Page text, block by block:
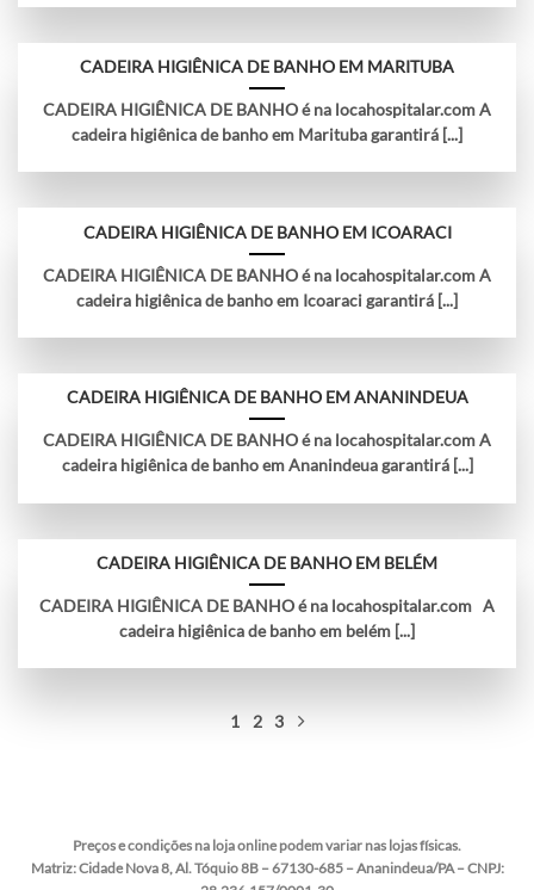
CADEIRA HIGIÊNICA DE BANHO EM MARITUBA
CADEIRA HIGIÊNICA DE BANHO é na locahospitalar.com A
cadeira higiênica de banho em Marituba garantirá [...]
CADEIRA HIGIÊNICA DE BANHO EM ICOARACI
CADEIRA HIGIÊNICA DE BANHO é na locahospitalar.com A
cadeira higiênica de banho em Icoaraci garantirá [...]
CADEIRA HIGIÊNICA DE BANHO EM ANANINDEUA
CADEIRA HIGIÊNICA DE BANHO é na locahospitalar.com A
cadeira higiênica de banho em Ananindeua garantirá [...]
CADEIRA HIGIÊNICA DE BANHO EM BELÉM
CADEIRA HIGIÊNICA DE BANHO é na locahospitalar.com A
cadeira higiênica de banho em belém [...]
1 2 3
Preços e condições na loja online podem variar nas lojas físicas.
Matriz:Cidade Nova 8, Al. Tóquio 8B – 67130-685 – Ananindeua/PA – CNPJ: